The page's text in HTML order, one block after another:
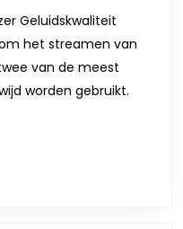
Spotify
en
Deezer
in
Geluidskwaliteit
het streamen van
van de meest
worden gebruikt.